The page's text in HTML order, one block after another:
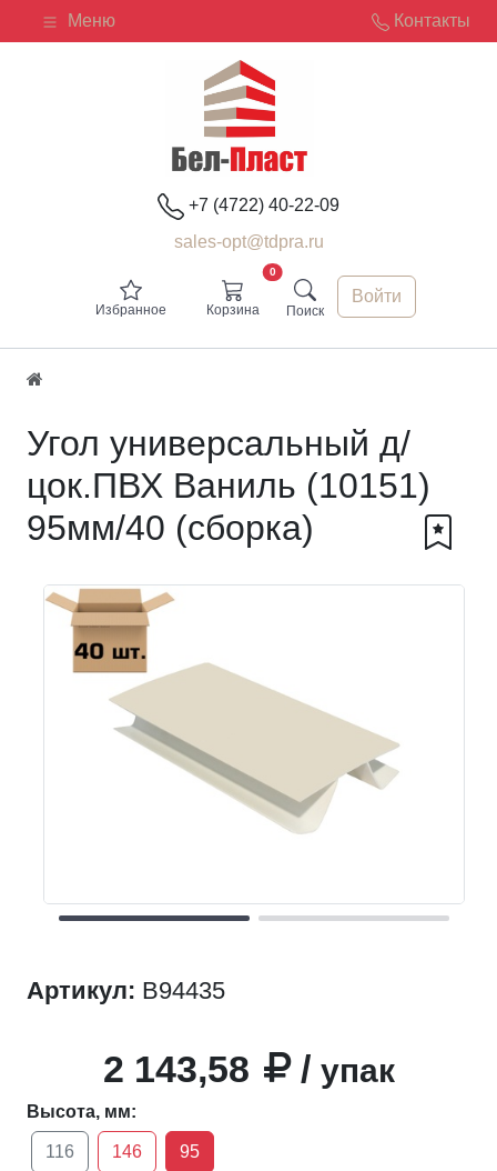
Меню Контакты
+7 (4722) 40-22-09
sales-opt@tdpra.ru
Избранное Корзина
0
Поиск
Войти
Угол универсальный д/
цок.ПВХ Ваниль (10151)
95мм/40 (сборка)
Артикул: B94435
2 143,58 / упак
Высота, мм:
116 146 95